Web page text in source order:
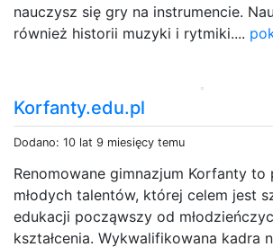
nauczysz się gry na instrumencie.
również historii muzyki i rytmiki....
Korfanty.edu.pl
Dodano: 10 lat 9 miesięcy temu
Renomowane gimnazjum Korfanty to
młodych talentów, której celem jest
edukacji począwszy od
kształcenia. Wykwalifikowana kadra